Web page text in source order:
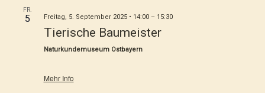
FR.
5 Freitag, 5. September 2025 • 14:00– 15:30
Tierische Baumeister
Naturkundemuseum Ostbayern
Mehr Info